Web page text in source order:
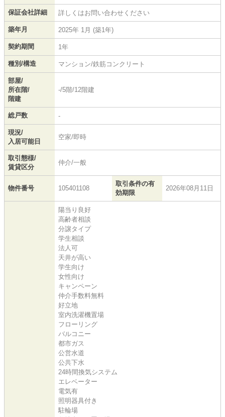
保証会社詳細 詳しくはお問い合わせください
築年月 2025年 1月 (築1年)
契約期間 1年
種別/構造 マンション/鉄筋コンクリート
部屋/
所在階/
階建
-/5階/12階建
総戸数 -
現況/
入居可能日
空家/即時
取引態様/
賃貸区分
仲介/一般
物件番号 105401108
取引条件の有
効期限
2026年08月11日
陽当り良好
高齢者相談
分譲タイプ
学生相談
法人可
天井が高い
学生向け
女性向け
キャンペーン
仲介手数料無料
好立地
室内洗濯機置場
フローリング
バルコニー
都市ガス
公営水道
公共下水
24時間換気システム
エレベーター
電気有
照明器具付き
駐輪場